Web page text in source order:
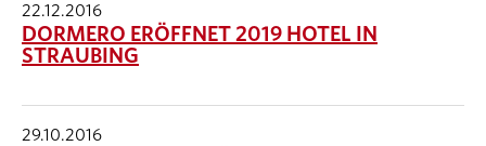
22.12.2016
DORMERO ERÖFFNET 2019 HOTEL IN
STRAUBING
29.10.2016